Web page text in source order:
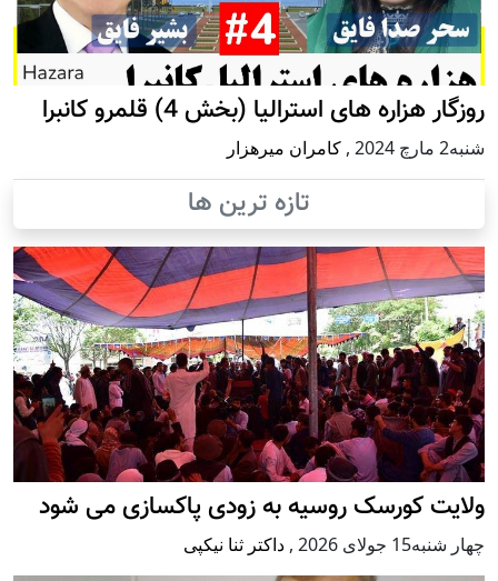
روزگار هزاره های استرالیا (بخش 4) قلمرو کانبرا
شنبه2 مارچ 2024 , کامران میرهزار
تازه ترین ها
ولایت کورسک روسیه به زودی پاکسازی می شود
چهار شنبه15 جولای 2026 , داکتر ثنا نیکپی